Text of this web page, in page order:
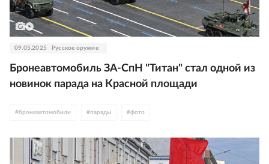
09.05.2025 Русское оружие
Бронеавтомобиль ЗА-СпН "Титан" стал одной из
новинок парада на Красной площади
#бронеавтомобили #парады #фото